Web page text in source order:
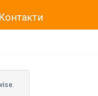
Контакти
че „Нет Инфо“ ЕАД (
натиснете
.